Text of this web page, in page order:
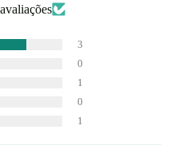
3
0
1
0
1